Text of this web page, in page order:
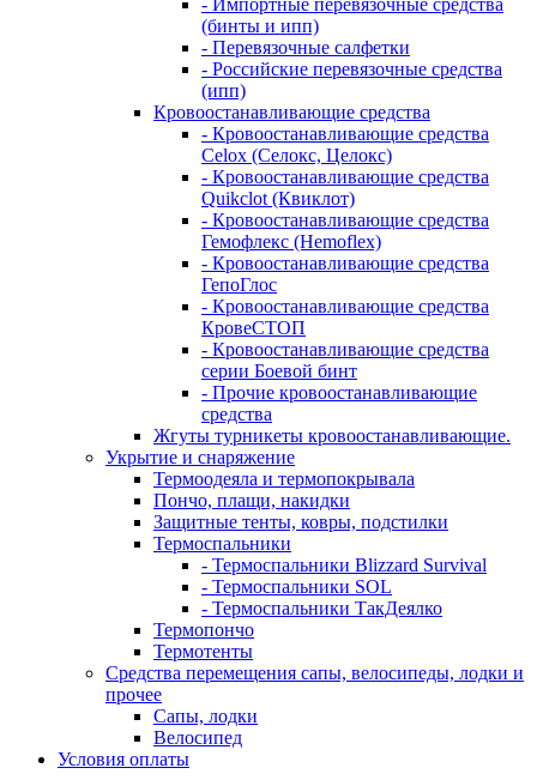
- Импортные перевязочные средства
(бинты и ипп)
- Перевязочные салфетки
- Российские перевязочные средства
(ипп)
Кровоостанавливающие средства
- Кровоостанавливающие средства
Celox (Селокс, Целокс)
- Кровоостанавливающие средства
Quikclot (Квиклот)
- Кровоостанавливающие средства
Гемофлекс (Hemoflex)
- Кровоостанавливающие средства
ГепоГлос
- Кровоостанавливающие средства
КровеСТОП
- Кровоостанавливающие средства
серии Боевой бинт
- Прочие кровоостанавливающие
средства
Жгуты турникеты кровоостанавливающие.
Укрытие и снаряжение
Термоодеяла и термопокрывала
Пончо, плащи, накидки
Защитные тенты, ковры, подстилки
Термоспальники
- Термоспальники Blizzard Survival
- Термоспальники SOL
- Термоспальники ТакДеялко
Термопончо
Термотенты
Средства перемещения сапы, велосипеды, лодки и
прочее
Сапы, лодки
Велосипед
Условия оплаты